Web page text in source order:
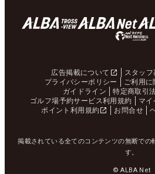
広告掲載について スタッ
プライバシーポリシー
ご利用に
ガイドライン
特定商取引
ゴルフ場予約サービス利用規約
マ
ポイント利用規約
お問合せ
掲載されている全てのコンテンツの無断での
す。
© ALBA Net